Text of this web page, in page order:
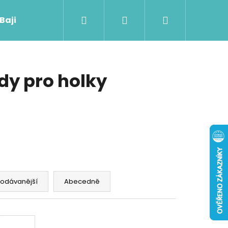
nového Přihlášení
pro holky
Abecedně